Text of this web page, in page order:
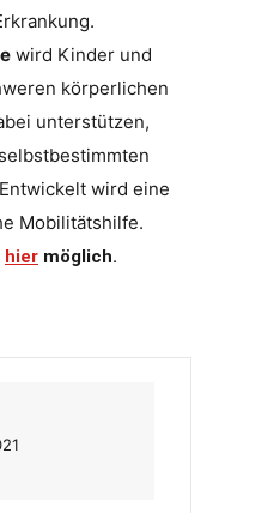
wird Kin­der und
kör­per­li­chen
unter­stüt­zen,
wird eine
Mobi­li­täts­hilfe.
hier möglich.